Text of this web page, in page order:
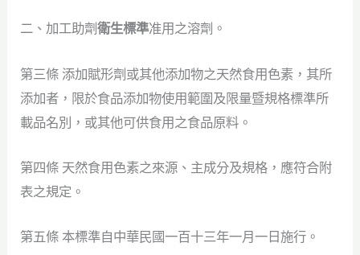
二、加工助劑衛生標準准用之溶劑。
第三條 添加賦形劑或其他添加物之天然食用色素，其所
添加者，限於食品添加物使用範圍及限量暨規格標準所
載品名別，或其他可供食用之食品原料。
第四條 天然食用色素之來源、主成分及規格，應符合附
表之規定。
第五條 本標準自中華民國一百十三年一月一日施行。